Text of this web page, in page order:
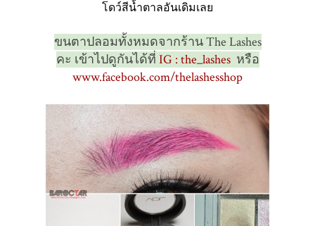
โดว์สีน้ำตาลอันเดิมเลย
ขนตาปลอมทั้งหมดจากร้าน The Lashes
คะ เข้าไปดูกันได้ที่ IG : the_lashes หรือ
www.facebook.com/thelashesshop